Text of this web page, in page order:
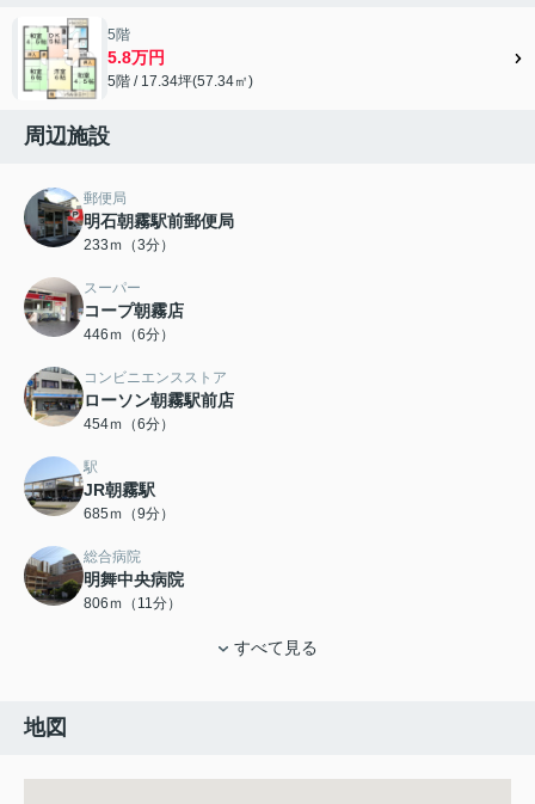
5階
5.8万円
5階 / 17.34坪(57.34㎡)
周辺施設
郵便局
明石朝霧駅前郵便局
233ｍ（3分）
スーパー
コープ朝霧店
446ｍ（6分）
コンビニエンスストア
ローソン朝霧駅前店
454ｍ（6分）
駅
JR朝霧駅
685ｍ（9分）
総合病院
明舞中央病院
806ｍ（11分）
すべて見る
地図